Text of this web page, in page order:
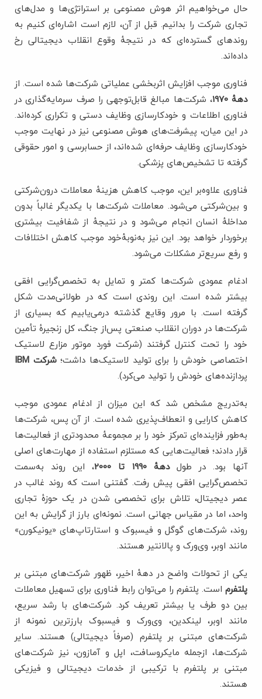
حال می‌خواهیم اثر هوش مصنوعی بر استراتژی‌ها و مدل‌های
تجاری شرکت را بدانیم. قبل از آن، لازم است اشاره‌ای کنیم به
روندهای گسترده‌ای که در نتیجۀ وقوع انقلاب دیجیتالی رخ
داده‌اند.
فناوری موجب افزایش اثربخشی عملیاتی شرکت‌ها شده است. از
دهۀ 1970
، شرکت‌ها مبالغ قابل‌توجهی را صرف سرمایه‌گذاری در
فناوری اطلاعات و خودکارسازی وظایف دستی و تکراری کرده‌اند.
در این میان، پیشرفت‌های هوش مصنوعی نیز در نهایت موجب
خودکارسازی وظایف حرفه‌ای شده‌اند، از حسابرسی و امور حقوقی
گرفته تا تشخیص‌های پزشکی.
فناوری علاوه‌بر این، موجب کاهش هزینۀ‌ معاملات درون‌شرکتی
و بین‌شرکتی می‌شود. معاملات شرکت‌ها با یکدیگر غالباً بدون
مداخلۀ انسان انجام می‌شود و در نتیجۀ از شفافیت بیشتری
برخوردار خواهد بود. این نیز به‌نوبۀ‌خود موجب کاهش اختلافات
و رفع سریع‌تر مشکلات می‌شود.
ادغام عمودی شرکت‌ها کمتر و تمایل به تخصص‌گرایی افقی
بیشتر شده است. این روندی است که در طولانی‌مدت شکل
گرفته است. با مرور وقایع گذشته درمی‌یابیم که بسیاری از
شرکت‌ها در دوران انقلاب صنعتی پس‌از جنگ، کل زنجیرۀ تأمین
خود را تحت کنترل گرفتند (شرکت فورد موتور مزارع لاستیک
اختصاصی خودش را برای تولید لاستیک‌ها داشت؛شرکت IBM
پردازنده‌های خودش را تولید می‌کرد).
به‌تدریج مشخص شد که این میزان از ادغام عمودی موجب
کاهش کارایی و انعطاف‌پذیری شده است. از آن پس، شرکت‌ها
به‌طور فزاینده‌ای تمرکز خود را بر مجموعۀ محدودتری از فعالیت‌ها
قرار دادند؛ فعالیت‌هایی که مستلزم استفاده از مهارت‌های اصلی
آنها بود. در طولدهۀ‌ 1990 تا 2000
، این روند به‌سمت
تخصص‌گرایی افقی پیش رفت. گفتنی است که روند غالب در
عصر دیجیتال، تلاش برای تخصصی‌ شدن در یک حوزۀ تجاری
واحد، اما در مقیاس جهانی است. نمونه‌ای بارز از گرایش به این
روند، شرکت‌های گوگل و فیسبوک و استارتاپ‌های «یونیکورن»
مانند اوبر، وی‌ورک و پالانتیر هستند.
یکی از تحولات واضح در دهۀ اخیر، ظهور شرکت‌های مبتنی بر
پلتفرم است. پلتفرم را می‌توان رابط فناوری برای تسهیل معاملات
بین دو طرف یا بیشتر تعریف کرد. شرکت‌های با رشد سریع،
مانند اوبر، لینکدین، وی‌ورک و فیسبوک بارزترین نمونه از
شرکت‌های مبتنی بر پلتفرم (صرفاً دیجیتالی) هستند. سایر
شرکت‌ها، ازجمله مایکروسافت، اپل و آمازون، نیز شرکت‌های
مبتنی بر پلتفرم با ترکیبی از خدمات دیجیتالی و فیزیکی
هستند.